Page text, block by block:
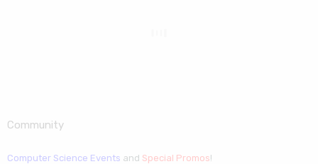
Community
Computer Science Events and Special Promos!